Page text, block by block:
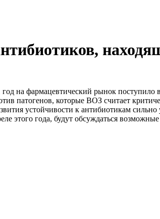
на фармацевтический рынок поступило
патогенов, которые ВОЗ считает
устойчивости к антибиотикам
этого года, будут обсуждаться